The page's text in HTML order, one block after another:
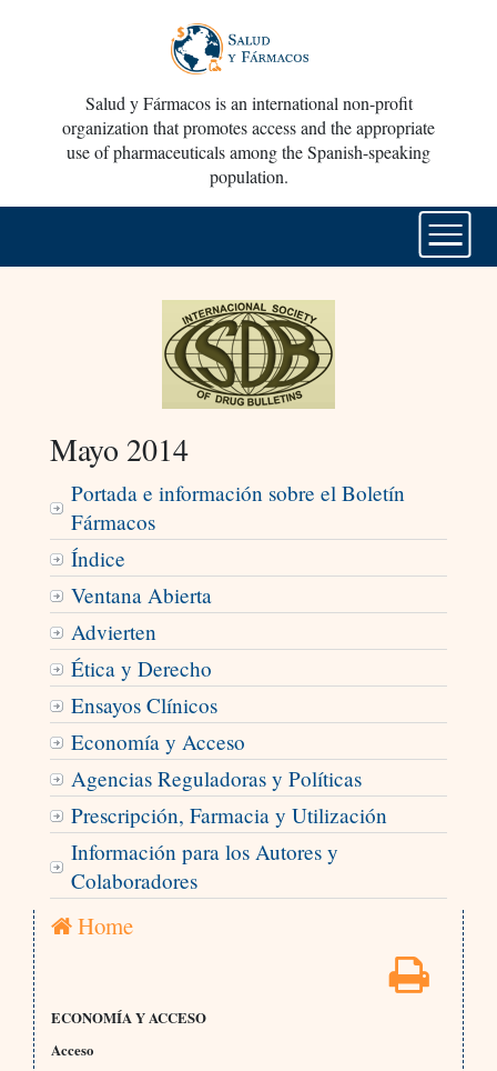
Salud y Fármacos is an international non-profit
organization that promotes access and the appropriate
use of pharmaceuticals among the Spanish-speaking
population.
Mayo 2014
Portada e información sobre el Boletín
Fármacos
Índice
Ventana Abierta
Advierten
Ética y Derecho
Ensayos Clínicos
Economía y Acceso
Agencias Reguladoras y Políticas
Prescripción, Farmacia y Utilización
Información para los Autores y
Colaboradores
Home
ECONOMÍA Y ACCESO
Acceso